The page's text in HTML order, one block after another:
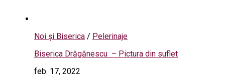
Noi și Biserica / Pelerinaje
Biserica Drăgănescu – Pictura din suflet
feb. 17, 2022